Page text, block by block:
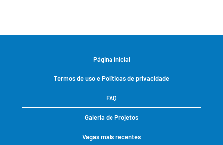
Página inicial
Termos de uso e Políticas de privacidade
FAQ
Galeria de Projetos
Vagas mais recentes